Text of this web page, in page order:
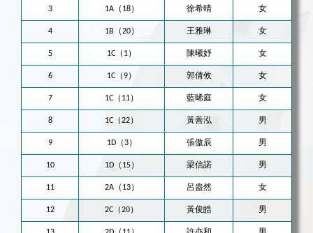
3 1A（18） 徐希晴 女
4 1B（20） 王雅琳 女
5 1C（1） 陳曦妤 女
6 1C（9） 郭倩攸 女
7 1C（11） 藍晞庭 女
8 1C（22） 黃善泓 男
9 1D（3） 張傲辰 男
10 1D（15） 梁信諾 男
11 2A（13） 呂盎然 女
12 2C（20） 黃俊皓 男